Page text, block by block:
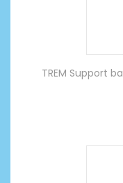
TREM Support